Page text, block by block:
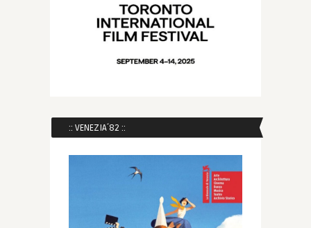
:: VENEZIA´82 ::